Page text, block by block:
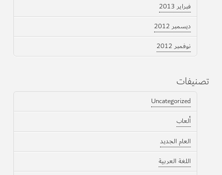
فبراير 2013
ديسمبر 2012
نوفمبر 2012
تصنيفات
Uncategorized
ألعاب
العام الجديد
اللغة العربية